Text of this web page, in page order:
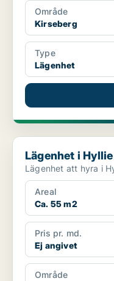
Område
Kirseberg
Type
Lägenhet
Lägenhet i Hyllie
Lägenhet i Hyllie
Lägenhet att hyra i
Areal
Ca. 55 m2
Pris pr. md.
Ej angivet
Område